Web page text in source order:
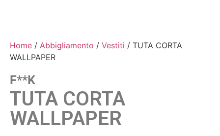
Home / Abbigliamento / Vestiti / TUTA CORTA
WALLPAPER
F**k
TUTA CORTA
WALLPAPER